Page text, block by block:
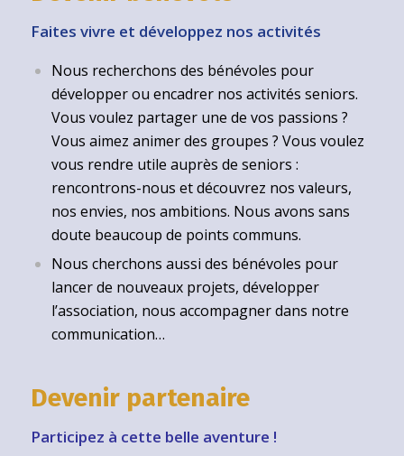
Faites vivre et développez nos activités
Nous recherchons des bénévoles pour
développer ou encadrer nos activités seniors.
Vous voulez partager une de vos passions ?
Vous aimez animer des groupes ? Vous voulez
vous rendre utile auprès de seniors :
rencontrons-nous et découvrez nos valeurs,
nos envies, nos ambitions. Nous avons sans
doute beaucoup de points communs.
Nous cherchons aussi des bénévoles pour
lancer de nouveaux projets, développer
l’association, nous accompagner dans notre
communication…
Devenir partenaire
Participez à cette belle aventure !